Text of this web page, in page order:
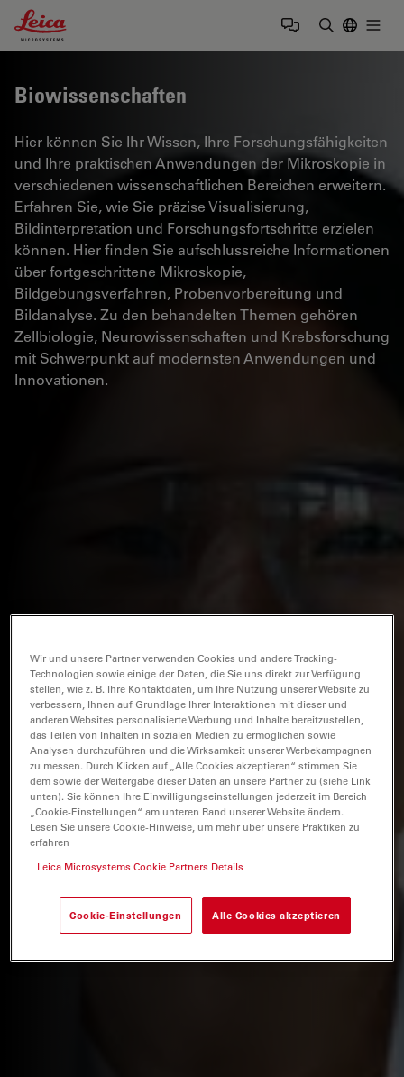
Leica Microsystems Logo
Biowissenschaften
Hier können Sie Ihr Wissen, Ihre Forschungsfähigkeiten
und Ihre praktischen Anwendungen der Mikroskopie in
verschiedenen wissenschaftlichen Bereichen erweitern.
Erfahren Sie, wie Sie präzise Visualisierung,
Bildinterpretation und Forschungsfortschritte erzielen
können. Hier finden Sie aufschlussreiche Informationen
über fortgeschrittene Mikroskopie,
Bildgebungsverfahren, Probenvorbereitung und
Bildanalyse. Zu den behandelten Themen gehören
Zellbiologie, Neurowissenschaften und Krebsforschung
mit Schwerpunkt auf modernsten Anwendungen und
Innovationen.
Wir und unsere Partner verwenden Cookies und andere Tracking-
Technologien sowie einige der Daten, die Sie uns direkt zur Verfügung
stellen, wie z. B. Ihre Kontaktdaten, um Ihre Nutzung unserer Website zu
verbessern, Ihnen auf Grundlage Ihrer Interaktionen mit dieser und
anderen Websites personalisierte Werbung und Inhalte bereitzustellen,
das Teilen von Inhalten in sozialen Medien zu ermöglichen sowie
Analysen durchzuführen und die Wirksamkeit unserer Werbekampagnen
zu messen. Durch Klicken auf „Alle Cookies akzeptieren“ stimmen Sie
dem sowie der Weitergabe dieser Daten an unsere Partner zu (siehe Link
unten). Sie können Ihre Einwilligungseinstellungen jederzeit im Bereich
„Cookie-Einstellungen“ am unteren Rand unserer Website ändern.
Lesen Sie unsere Cookie-Hinweise, um mehr über unsere Praktiken zu
erfahren
Leica Microsystems Cookie Partners Details
Cookie-Einstellungen Alle Cookies akzeptieren